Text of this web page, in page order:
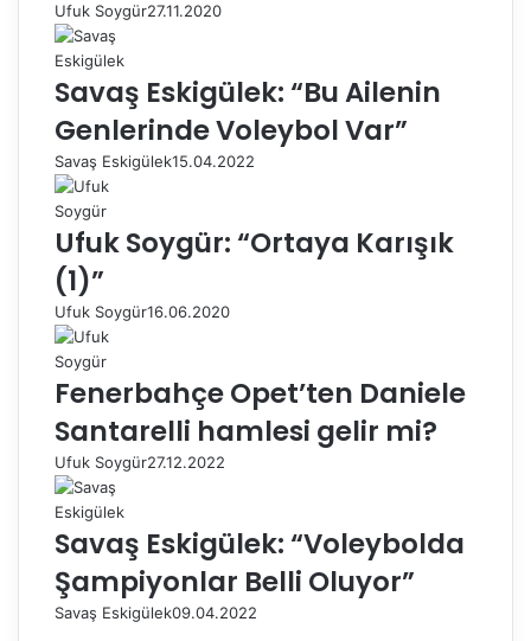
Ufuk Soygür27.11.2020
Savaş Eskigülek: “Bu Ailenin
Genlerinde Voleybol Var”
Savaş Eskigülek15.04.2022
Ufuk Soygür: “Ortaya Karışık
(1)”
Ufuk Soygür16.06.2020
Fenerbahçe Opet’ten Daniele
Santarelli hamlesi gelir mi?
Ufuk Soygür27.12.2022
Savaş Eskigülek: “Voleybolda
Şampiyonlar Belli Oluyor”
Savaş Eskigülek09.04.2022